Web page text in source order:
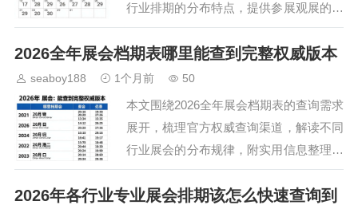
行业排期的分布特点，提供参展观展的前
期准备建议，帮助相关从业者快速获取准
确信息，提前规划参展或观展行程，抢占
行业交流先机。…
2026全年展会档期表哪里能查到完整权威版本
seaboy188 1个月前 50
本文围绕2026全年展会档期表的查询需求
展开，梳理官方权威查询渠道，解读不同
行业展会的分布规律，附实用信息整理技
巧，帮助参展商、观众快速获取准确的展
会信息，提前规划参展、观展行程，抢占
2026年各行业专业展会排期该怎么快速查询到